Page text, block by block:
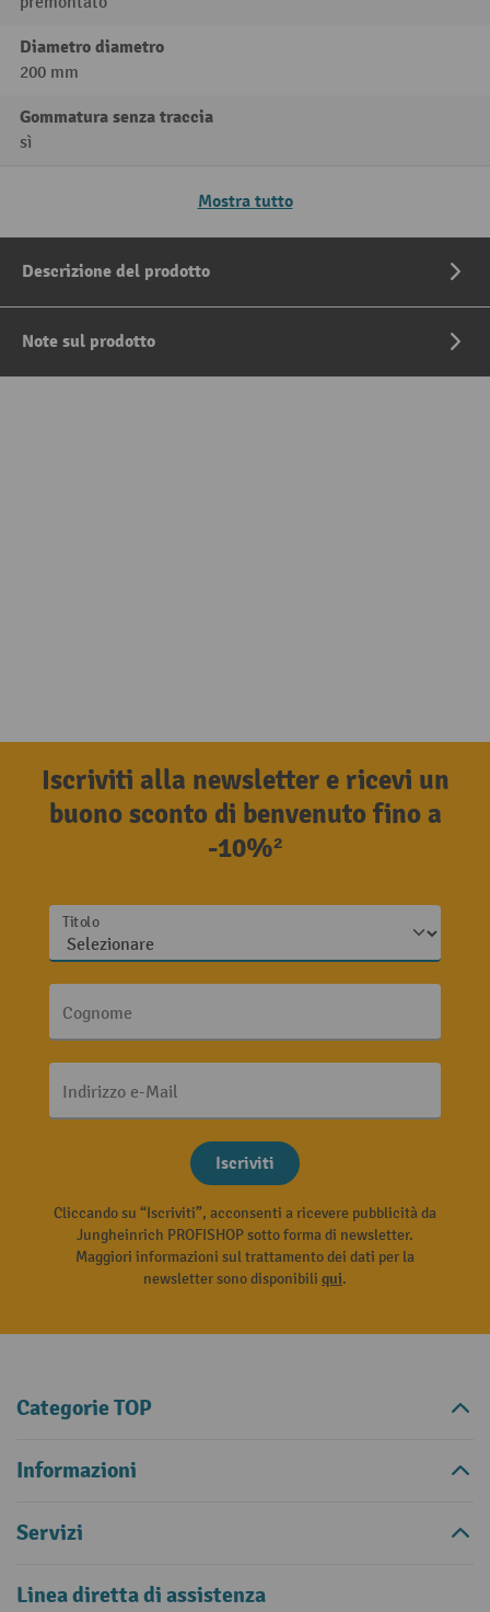
Diametro diametro
200 mm
Gommatura senza traccia
sì
Mostra tutto
Descrizione del prodotto
Note sul prodotto
Iscriviti alla newsletter e ricevi un
buono sconto di benvenuto fino a
-10%²
Titolo
Cognome
Indirizzo e-Mail
Iscriviti
Cliccando su “Iscriviti”, acconsenti a ricevere pubblicità da
Jungheinrich PROFISHOP sotto forma di newsletter.
Maggiori informazioni sul trattamento dei dati per la
newsletter sono disponibili qui.
Categorie TOP
Informazioni
Servizi
Linea diretta di assistenza